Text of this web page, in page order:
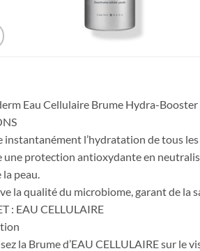
Eau Cellulaire Brume Hydra-Booster
instantanément l’hydratation de tous les
une protection antioxydante en
peau.
la qualité du microbiome, garant de la
: EAU CELLULAIRE
la Brume d’EAU CELLULAIRE sur le